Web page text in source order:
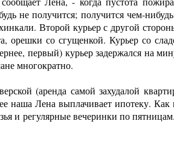
не получится; получится чем-
Второй курьер с другой
орешки со сгущенкой. Курьер со
первый) курьер задержался на
многократно.
(аренда самой захудалой
наша Лена выплачивает ипотеку.
и регулярные вечеринки по